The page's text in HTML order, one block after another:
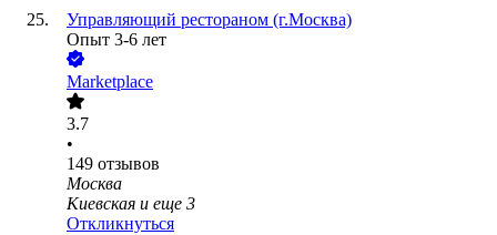
Управляющий рестораном (г.Москва)
Опыт 3-6 лет
Marketplace
3.7
•
149 отзывов
Москва
Киевская и еще 3
Откликнуться